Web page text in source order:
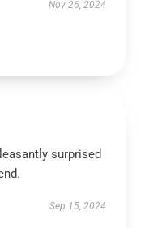
Nov 26, 2024
surprised
Sep 15, 2024